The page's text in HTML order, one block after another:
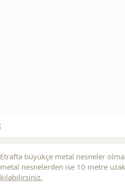
Etrafta büyükçe metal nesneler
metal nesnelerden ise 10 metre
kılabilirsiniz.